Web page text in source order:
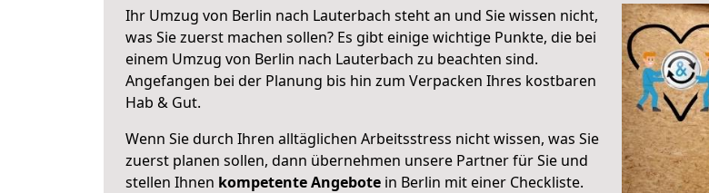
Ihr Umzug von Berlin nach Lauterbach steht an und Sie wissen nicht,
was Sie zuerst machen sollen? Es gibt einige wichtige Punkte, die bei
einem Umzug von Berlin nach Lauterbach zu beachten sind.
Angefangen bei der Planung bis hin zum Verpacken Ihres kostbaren
Hab & Gut.
Wenn Sie durch Ihren alltäglichen Arbeitsstress nicht wissen, was Sie
zuerst planen sollen, dann übernehmen unsere Partner für Sie und
stellen Ihnen kompetente Angebote in Berlin mit einer Checkliste.